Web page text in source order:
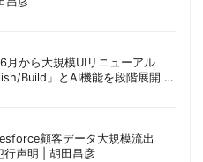
から大規模UIリニューアル
Build」とAI機能を段階展開 |
顧客データ大規模流出
声明 | 胡田昌彦